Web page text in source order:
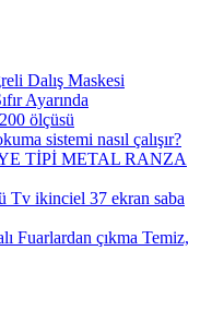
Dalış Maskesi
Ayarında
ölçüsü
sistemi nasıl çalışır?
TİPİ METAL RANZA
Tv ikinciel 37 ekran saba
Fuarlardan çıkma Temiz,